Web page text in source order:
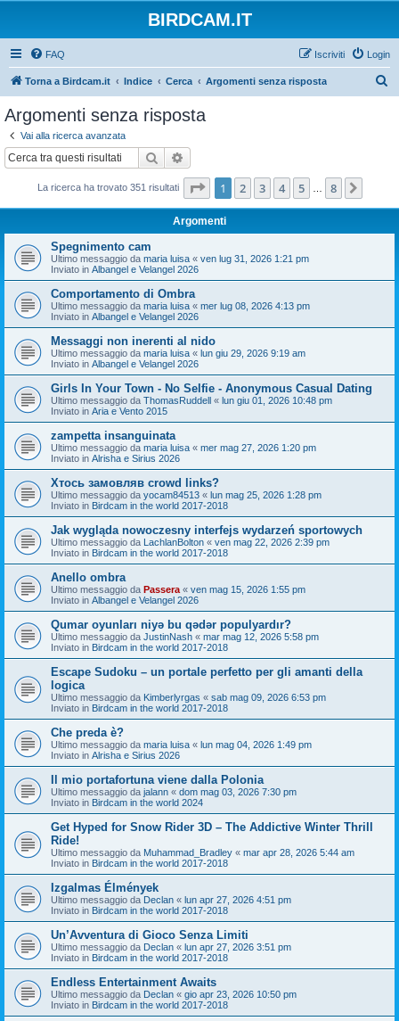
BIRDCAM.IT
FAQ Login
Iscriviti
Torna a Birdcam.it Indice Cerca Argomenti senza risposta
Argomenti senza risposta
Vai alla ricerca avanzata
Cerca
La ricerca ha trovato 351 risultati Pagina di
1 2 3 4 5 8
Argomenti
Spegnimento cam
Ultimo messaggio da maria luisa « ven lug 31, 2026 1:21 pm
Inviato in Albangel e Velangel 2026
Comportamento di Ombra
Ultimo messaggio da maria luisa « mer lug 08, 2026 4:13 pm
Inviato in Albangel e Velangel 2026
Messaggi non inerenti al nido
Ultimo messaggio da maria luisa « lun giu 29, 2026 9:19 am
Inviato in Albangel e Velangel 2026
Girls In Your Town - No Selfie - Anonymous Casual Dating
Ultimo messaggio da ThomasRuddell « lun giu 01, 2026 10:48 pm
Inviato in Aria e Vento 2015
zampetta insanguinata
Ultimo messaggio da maria luisa « mer mag 27, 2026 1:20 pm
Inviato in Alrisha e Sirius 2026
Хтось замовляв crowd links?
Ultimo messaggio da yocam84513 « lun mag 25, 2026 1:28 pm
Inviato in Birdcam in the world 2017-2018
Jak wygląda nowoczesny interfejs wydarzeń sportowych
Ultimo messaggio da LachlanBolton « ven mag 22, 2026 2:39 pm
Inviato in Birdcam in the world 2017-2018
Anello ombra
Ultimo messaggio da Passera « ven mag 15, 2026 1:55 pm
Inviato in Albangel e Velangel 2026
Qumar oyunları niyə bu qədər populyardır?
Ultimo messaggio da JustinNash « mar mag 12, 2026 5:58 pm
Inviato in Birdcam in the world 2017-2018
Escape Sudoku – un portale perfetto per gli amanti della
logica
Ultimo messaggio da Kimberlyrgas « sab mag 09, 2026 6:53 pm
Inviato in Birdcam in the world 2017-2018
Che preda è?
Ultimo messaggio da maria luisa « lun mag 04, 2026 1:49 pm
Inviato in Alrisha e Sirius 2026
Il mio portafortuna viene dalla Polonia
Ultimo messaggio da jalann « dom mag 03, 2026 7:30 pm
Inviato in Birdcam in the world 2024
Get Hyped for Snow Rider 3D – The Addictive Winter Thrill
Ride!
Ultimo messaggio da Muhammad_Bradley « mar apr 28, 2026 5:44 am
Inviato in Birdcam in the world 2017-2018
Izgalmas Élmények
Ultimo messaggio da Declan « lun apr 27, 2026 4:51 pm
Inviato in Birdcam in the world 2017-2018
Un’Avventura di Gioco Senza Limiti
Ultimo messaggio da Declan « lun apr 27, 2026 3:51 pm
Inviato in Birdcam in the world 2017-2018
Endless Entertainment Awaits
Ultimo messaggio da Declan « gio apr 23, 2026 10:50 pm
Inviato in Birdcam in the world 2017-2018